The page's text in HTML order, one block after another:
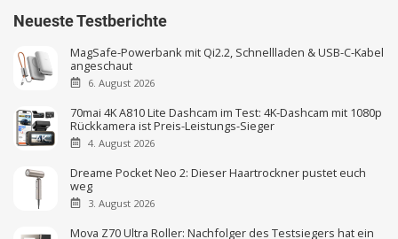
Neueste Testberichte
MagSafe-Powerbank mit Qi2.2, Schnellladen & USB-C-Kabel
angeschaut
6. August 2026
70mai 4K A810 Lite Dashcam im Test: 4K-Dashcam mit 1080p
Rückkamera ist Preis-Leistungs-Sieger
4. August 2026
Dreame Pocket Neo 2: Dieser Haartrockner pustet euch
weg
3. August 2026
Mova Z70 Ultra Roller: Nachfolger des Testsiegers hat ein